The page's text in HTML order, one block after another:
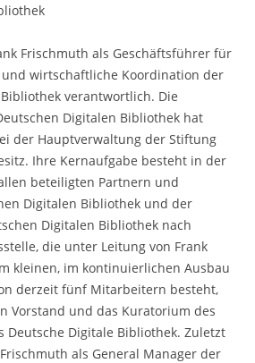
Frischmuth als Geschäftsführer für
wirtschaftliche Koordination der
verantwortlich. Die
Digitalen Bibliothek hat
der Hauptverwaltung der Stiftung
Ihre Kernaufgabe besteht in der
beteiligten Partnern und
Digitalen Bibliothek und der
Digitalen Bibliothek nach
die unter Leitung von Frank
kleinen, im kontinuierlichen Ausbau
derzeit fünf Mitarbeitern besteht,
Vorstand und das Kuratorium des
Deutsche Digitale Bibliothek. Zuletzt
als General Manager der